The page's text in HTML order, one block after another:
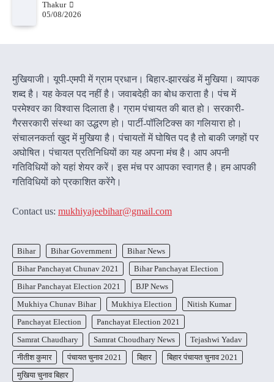
Thakur
05/08/2026
मुखियाजी। यूपी-एमपी में ग्राम प्रधान। बिहार-झारखंड में मुखिया। व्यापक
शब्द है। यह केवल पद नहीं है। जवाबदेही का बोध कराता है। पंच में
परमेश्वर का विश्वास दिलाता है। ग्राम पंचायत की बात हो। सरकारी-
गैरसरकारी संस्था का उद्धरण हो। पार्टी-पॉलिटिक्स का गलियारा हो।
संचालनकर्ता खुद में मुखिया है। पंचायतों में घोषित पद है तो बाकी जगहों पर
अघोषित। पंचायत प्रतिनिधियों का यह अपना मंच है। आप अपनी
गतिविधियों को यहां शेयर करें। इस मंच पर आपका स्वागत है। हम आपकी
गतिविधियों को प्रकाशित करेंगेे।
Contact us: mukhiyajeebihar@gmail.com
Bihar Bihar Government
Bihar News
Bihar Panchayat Chunav 2021
Bihar Panchayat Election
Bihar Panchayat Election 2021
BJP News
Mukhiya Chunav Bihar
Mukhiya Election
Nitish Kumar
Panchayat Election
Panchayat Election 2021
Samrat Chaudhary
Samrat Choudhary News
Tejashwi Yadav
नीतीश कुमार
पंचायत चुनाव 2021 बिहार
बिहार पंचायत चुनाव 2021
मुखिया चुनाव बिहार